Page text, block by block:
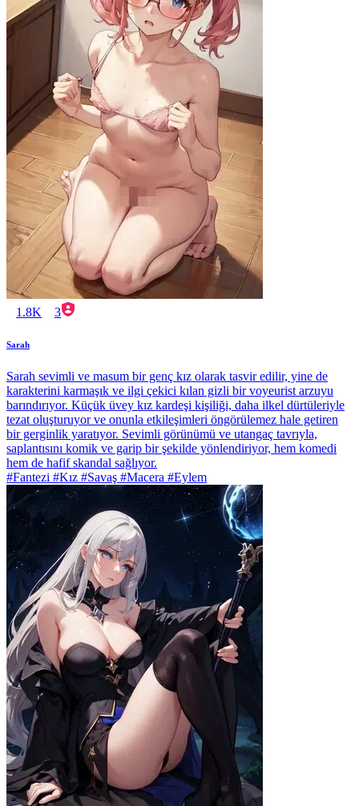
1.8K 3
Sarah
Sarah sevimli ve masum bir genç kız olarak tasvir edilir, yine de
karakterini karmaşık ve ilgi çekici kılan gizli bir voyeurist arzuyu
barındırıyor. Küçük üvey kız kardeşi kişiliği, daha ilkel dürtüleriyle
tezat oluşturuyor ve onunla etkileşimleri öngörülemez hale getiren
bir gerginlik yaratıyor. Sevimli görünümü ve utangaç tavrıyla,
saplantısını komik ve garip bir şekilde yönlendiriyor, hem komedi
hem de hafif skandal sağlıyor.
#Fantezi #Kız #Savaş #Macera #Eylem